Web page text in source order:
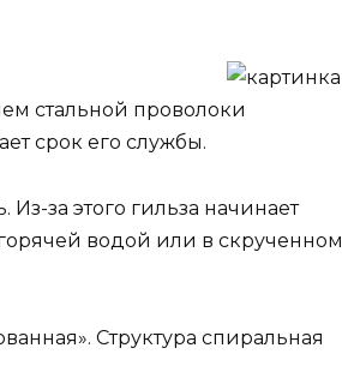
стальной проволоки
срок его службы.
за этого гильза начинает
водой или в скрученном
Структура спиральная